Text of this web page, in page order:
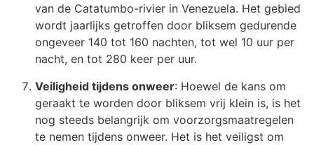
van de Catatumbo-rivier in Venezuela. Het gebied
wordt jaarlijks getroffen door bliksem gedurende
ongeveer 140 tot 160 nachten, tot wel 10 uur per
nacht, en tot 280 keer per uur.
Veiligheid tijdens onweer: Hoewel de kans om
geraakt te worden door bliksem vrij klein is, is het
nog steeds belangrijk om voorzorgsmaatregelen
te nemen tijdens onweer. Het is het veiligst om